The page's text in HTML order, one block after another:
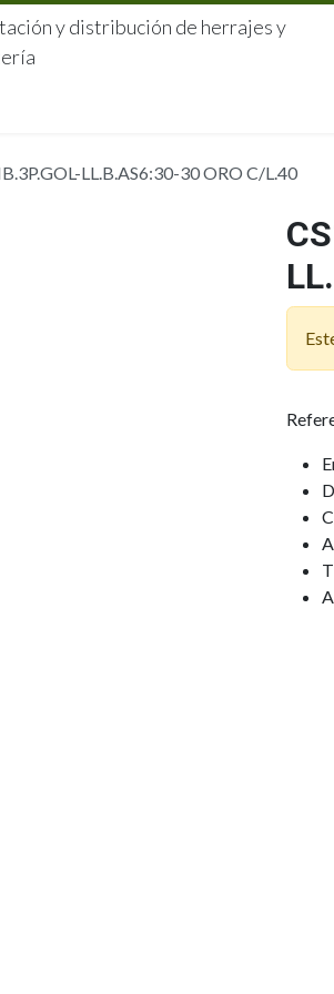
y distribución de herrajes y
LL.B.AS6:30-30 ORO C/L.40